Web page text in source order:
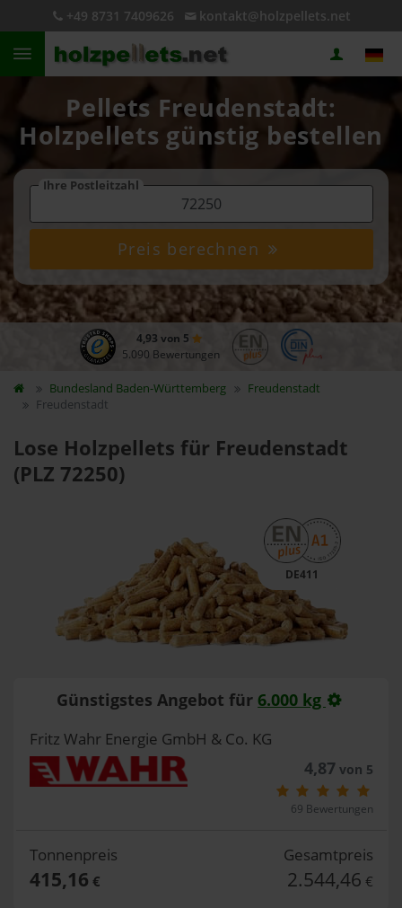
+49 8731 7409626 kontakt@holzpellets.net
Pellets Freudenstadt:
Holzpellets günstig bestellen
Ihre Postleitzahl
Preis berechnen
4,93 von 5
5.090 Bewertungen
Bundesland Baden-Württemberg
Freudenstadt
Freudenstadt
Lose Holzpellets für Freudenstadt
(PLZ 72250)
DE411
Günstigstes Angebot für 6.000 kg
Fritz Wahr Energie GmbH & Co. KG
4,87von 5
69 Bewertungen
Tonnenpreis
415,16 €
Gesamtpreis
2.544,46 €